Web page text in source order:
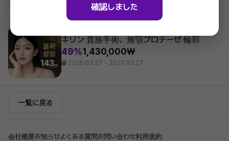
キリン 貴族手術、無顎プロテーゼ 輪郭
49%1,430,000₩
2026.03.27 ~ 2027.03.27
一覧に戻る
会社概要お知らせよくある質問 お問い合わせ利用規約
確認しました